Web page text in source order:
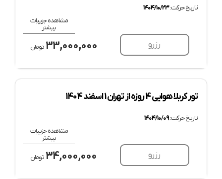
تاریخ حرکت:۱۴۰۴/۱۰/۲۳
33,000,000تومان رزرو
مشاهده جزییات
بیشتر
تور کربلا هوایی 4 روزه از تهران 1 اسفند 1404
تاریخ حرکت:۱۴۰۴/۱۰/۰۹
34,000,000تومان رزرو
مشاهده جزییات
بیشتر